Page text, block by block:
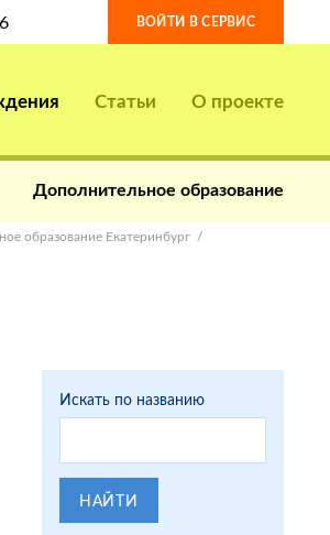
ВОЙТИ В СЕРВИС
Статьи О проекте
Дополнительное образование
образование Екатеринбург
Искать по названию
НАЙТИ